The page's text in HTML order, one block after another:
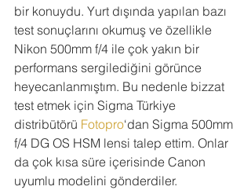
bir konuydu. Yurt dışında yapılan bazı
test sonuçlarını okumuş ve özellikle
Nikon 500mm f/4 ile çok yakın bir
performans sergilediğini görünce
heyecanlanmıştım. Bu nedenle bizzat
test etmek için Sigma Türkiye
distribütörü Fotopro‘dan Sigma 500mm
f/4 DG OS HSM lensi talep ettim. Onlar
da çok kısa süre içerisinde Canon
uyumlu modelini gönderdiler.